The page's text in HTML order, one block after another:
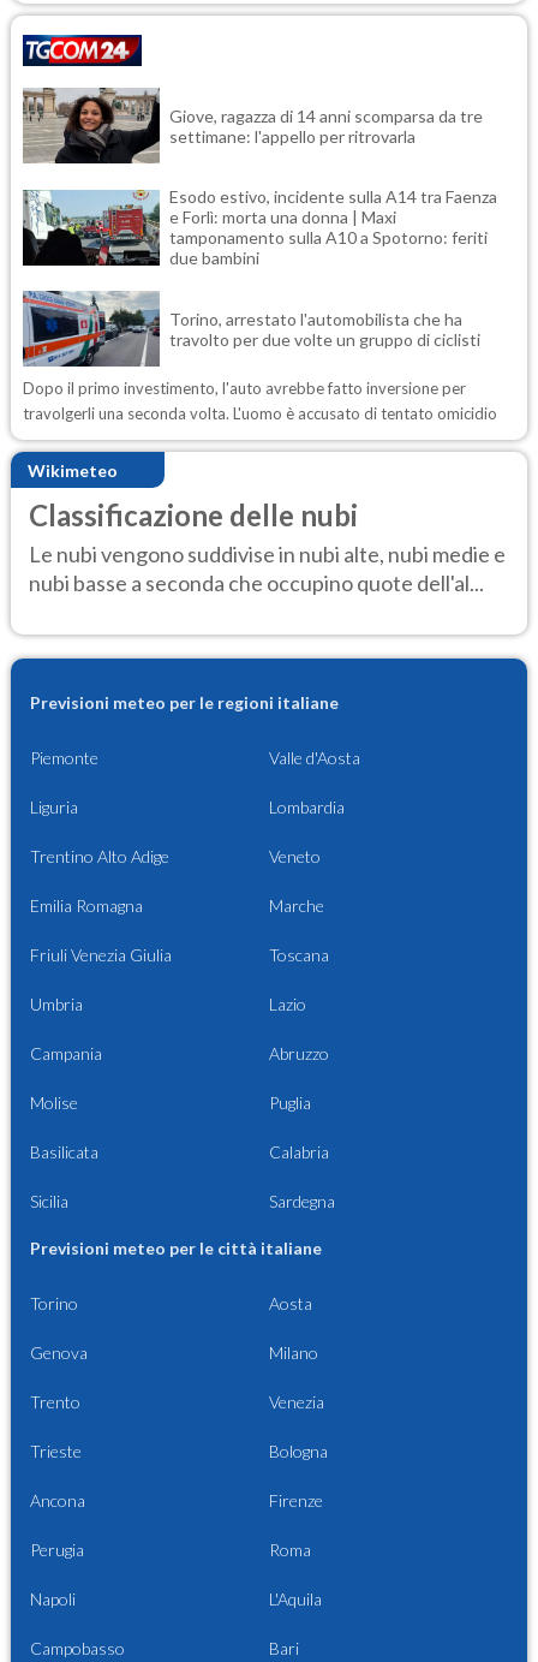
Giove, ragazza di 14 anni scomparsa da tre
settimane: l'appello per ritrovarla
Esodo estivo, incidente sulla A14 tra Faenza
e Forlì: morta una donna | Maxi
tamponamento sulla A10 a Spotorno: feriti
due bambini
Torino, arrestato l'automobilista che ha
travolto per due volte un gruppo di ciclisti
Dopo il primo investimento, l'auto avrebbe fatto inversione per
travolgerli una seconda volta. L'uomo è accusato di tentato omicidio
Wikimeteo
Classificazione delle nubi
Le nubi vengono suddivise in nubi alte, nubi medie e
nubi basse a seconda che occupino quote dell'al...
Previsioni meteo per le regioni italiane
Piemonte Valle d'Aosta
Liguria Lombardia
Trentino Alto Adige Veneto
Emilia Romagna Marche
Friuli Venezia Giulia Toscana
Umbria Lazio
Campania Abruzzo
Molise Puglia
Basilicata Calabria
Sicilia Sardegna
Previsioni meteo per le città italiane
Torino Aosta
Genova Milano
Trento Venezia
Trieste Bologna
Ancona Firenze
Perugia Roma
Napoli L'Aquila
Campobasso Bari